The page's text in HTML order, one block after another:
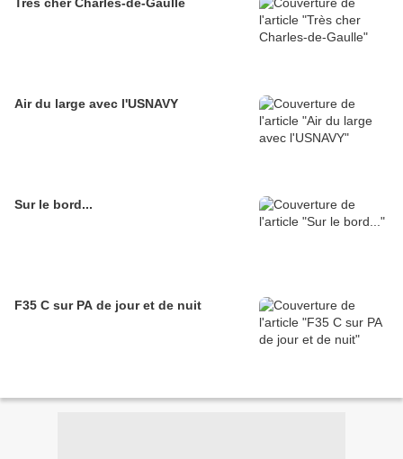
Air du large avec l'USNAVY
Sur le bord...
F35 C sur PA de jour et de nuit